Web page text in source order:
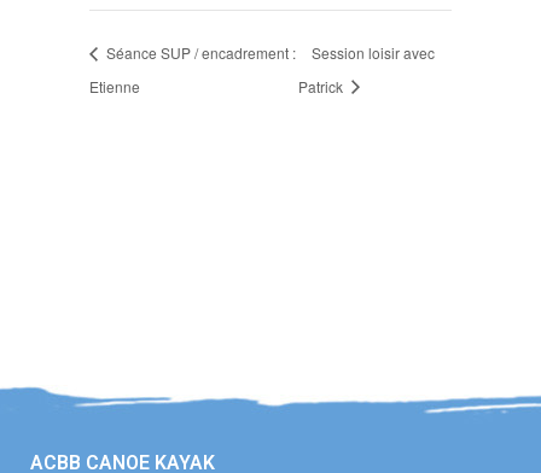
Séance SUP / encadrement :
Etienne
Session loisir avec
Patrick
ACBB CANOE KAYAK